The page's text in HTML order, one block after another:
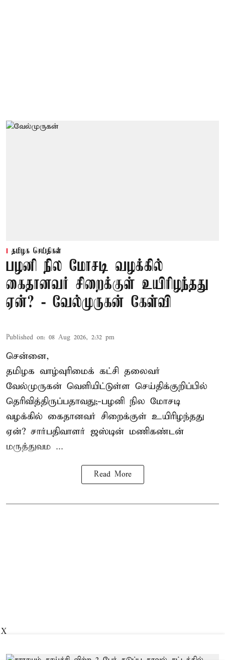
தமிழக செய்திகள்
பழனி நில மோசடி வழக்கில்
கைதானவர் சிறைக்குள் உயிரிழந்தது
ஏன்? - வேல்முருகன் கேள்வி
Published on: 08 Aug 2026, 2:32 pm
சென்னை,
தமிழக வாழ்வுரிமைக் கட்சி தலைவர்
வேல்முருகன் வெளியிட்டுள்ள செய்திக்குறிப்பில்
தெரிவித்திருப்பதாவது;-பழனி நில மோசடி
வழக்கில் கைதானவர் சிறைக்குள் உயிரிழந்தது
ஏன்? சார்பதிவாளர் ஜஸ்டின் மணிகண்டன்
மருத்துவம ...
Read More
X